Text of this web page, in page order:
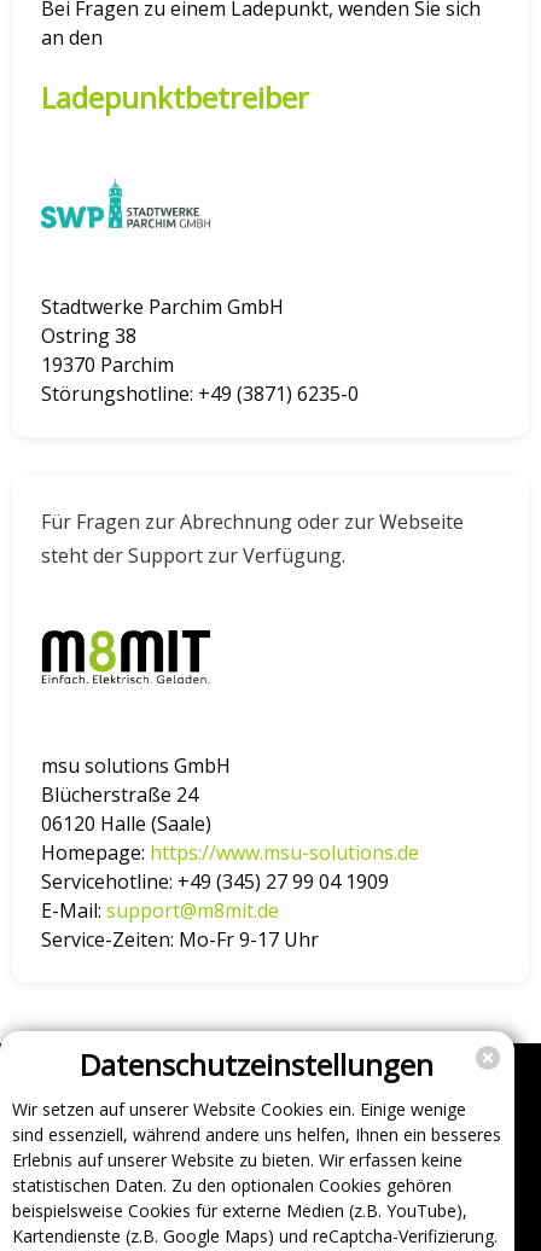
Bei Fragen zu einem Ladepunkt, wenden Sie sich
an den
Ladepunktbetreiber
Stadtwerke Parchim GmbH
Ostring 38
19370 Parchim
Störungshotline: +49 (3871) 6235-0
Für Fragen zur Abrechnung oder zur Webseite
steht der Support zur Verfügung.
msu solutions GmbH
Blücherstraße 24
06120 Halle (Saale)
Homepage: https://www.msu-solutions.de
Servicehotline: +49 (345) 27 99 04 1909
E-Mail: support@m8mit.de
Service-Zeiten: Mo-Fr 9-17 Uhr
Unternehmen
Support
Über uns
Impressum
Datenschutzeinstellungen
Wir setzen auf unserer Website Cookies ein. Einige wenige
sind essenziell, während andere uns helfen, Ihnen ein besseres
Erlebnis auf unserer Website zu bieten. Wir erfassen keine
statistischen Daten. Zu den optionalen Cookies gehören
beispielsweise Cookies für externe Medien (z.B. YouTube),
Kartendienste (z.B. Google Maps) und reCaptcha-Verifizierung.